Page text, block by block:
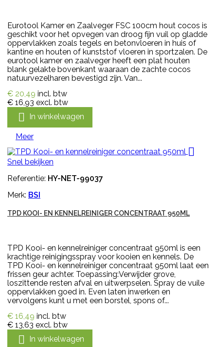
Eurotool Kamer en Zaalveger FSC 100cm hout cocos is
geschikt voor het opvegen van droog fijn vuil op gladde
oppervlakken zoals tegels en betonvloeren in huis of
kantine en houten of kunststof vloeren in sportzalen. De
eurotool kamer en zaalveger heeft een plat houten
blank gelakte bovenkant waaraan de zachte cocos
natuurvezelharen bevestigd zijn. Van...
€ 20,49 incl. btw
€ 16,93 excl. btw
 In winkelwagen
Meer

Snel bekijken
Referentie: HY-NET-99037
Merk: BSI
TPD KOOI- EN KENNELREINIGER CONCENTRAAT 950ML
TPD Kooi- en kennelreiniger concentraat 950ml is een
krachtige reinigingsspray voor kooien en kennels. De
TPD Kooi- en kennelreiniger concentraat 950ml laat een
frissen geur achter. Toepassing:Verwijder grove,
loszittende resten afval en uitwerpselen. Spray de vuile
oppervlakken goed in. Even laten inwerken en
vervolgens kunt u met een borstel, spons of...
€ 16,49 incl. btw
€ 13,63 excl. btw
 In winkelwagen